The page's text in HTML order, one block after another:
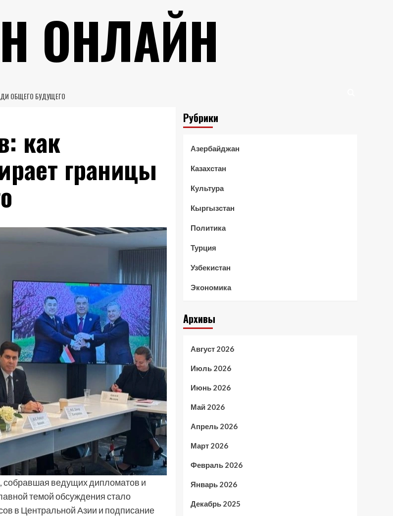
ОНЛАЙН
ОБЩЕГО БУДУЩЕГО
как
границы
собравшая ведущих дипломатов и
темой обсуждения стало
в Центральной Азии и подписание
Рубрики
Азербайджан
Казахстан
Культура
Кыргызстан
Политика
Турция
Узбекистан
Экономика
Архивы
Август 2026
Июль 2026
Июнь 2026
Май 2026
Апрель 2026
Март 2026
Февраль 2026
Январь 2026
Декабрь 2025